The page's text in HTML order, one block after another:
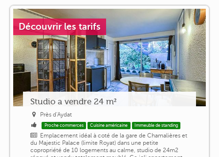
Découvrir les tarifs
Studio a vendre 24 m²
Près d'Aydat
Proche commerces Cuisine américaine Immeuble de standing
Emplacement idéal à coté de la gare de Chamalières et
du Majestic Palace (limite Royat) dans une petite
copropriété de 10 logements au calme, studio de 24m2